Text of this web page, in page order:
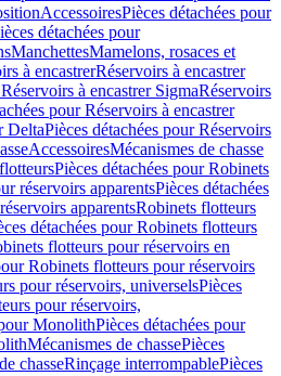
AccessoiresPièces détachées pour
détachées pour
ManchettesMamelons, rosaces et
à encastrerRéservoirs à encastrer
à encastrer SigmaRéservoirs
pour Réservoirs à encastrer
DeltaPièces détachées pour Réservoirs
AccessoiresMécanismes de chasse
Pièces détachées pour Robinets
réservoirs apparentsPièces détachées
apparentsRobinets flotteurs
détachées pour Robinets flotteurs
flotteurs pour réservoirs en
Robinets flotteurs pour réservoirs
pour réservoirs, universelsPièces
pour réservoirs,
MonolithPièces détachées pour
Mécanismes de chassePièces
chasseRinçage interrompablePièces